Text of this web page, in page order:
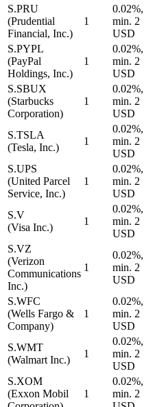
S.PRU
(Prudential
Financial, Inc.)
1
0.02%,
min. 2
USD
S.PYPL
(PayPal
Holdings, Inc.)
1
0.02%,
min. 2
USD
S.SBUX
(Starbucks
Corporation)
1
0.02%,
min. 2
USD
S.TSLA
(Tesla, Inc.)
1
0.02%,
min. 2
USD
S.UPS
(United Parcel
Service, Inc.)
1
0.02%,
min. 2
USD
S.V
(Visa Inc.)
1
0.02%,
min. 2
USD
S.VZ
(Verizon
Communications
Inc.)
1
0.02%,
min. 2
USD
S.WFC
(Wells Fargo &
Company)
1
0.02%,
min. 2
USD
S.WMT
(Walmart Inc.)
1
0.02%,
min. 2
USD
S.XOM
(Exxon Mobil
1
0.02%,
min. 2